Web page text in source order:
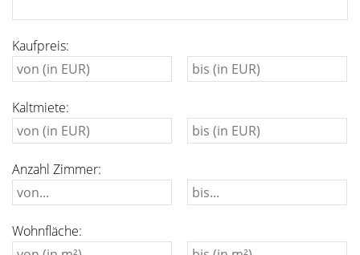
Kaufpreis:
Kaltmiete:
Anzahl Zimmer:
Wohnfläche: